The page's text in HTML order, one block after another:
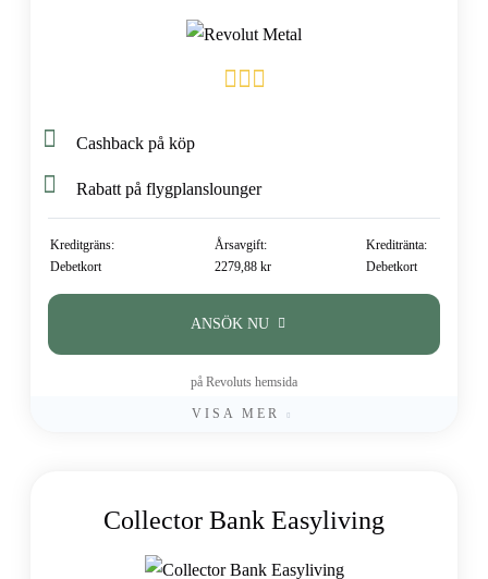
Cashback på köp
Rabatt på flygplanslounger
Kreditgräns:
Debetkort
Årsavgift:
2279,88 kr
Kreditränta:
Debetkort
ANSÖK NU
på Revoluts hemsida
VISA MER
Collector Bank Easyliving